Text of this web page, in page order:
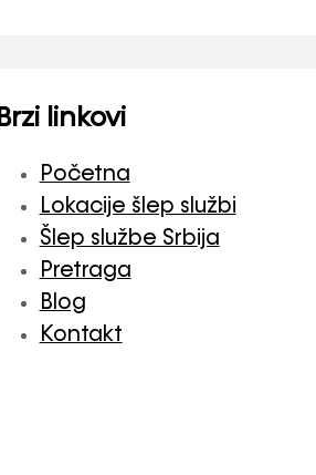
Brzi linkovi
Početna
Lokacije šlep službi
Šlep službe Srbija
Pretraga
Blog
Kontakt